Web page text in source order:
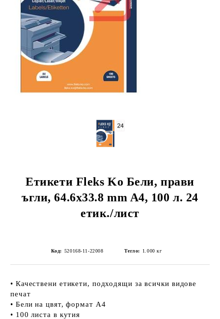
Етикети Fleks Ko Бели, прави
ъгли, 64.6x33.8 mm A4, 100 л. 24
етик./лист
Код: 520168-11-22008 Тегло: 1.000 кг
• Качествени етикети, подходящи за всички видове
печат
• Бели на цвят, формат А4
• 100 листа в кутия